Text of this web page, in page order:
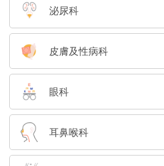
泌尿科
皮膚及性病科
眼科
耳鼻喉科